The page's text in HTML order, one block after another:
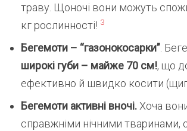
траву. Щоночі вони можуть
кг рослинності! 3
Бегемоти – “газонокосарки” .
широкі губи – майже 70 см!, що
ефективно й швидко косити
Бегемоти активні вночі. Хоча
справжніми нічними тваринами,